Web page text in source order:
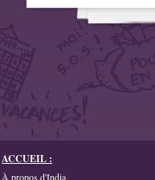
ACCUEIL :
À propos d'India